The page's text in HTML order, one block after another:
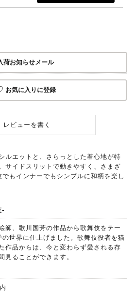
荷お知らせメール
お気に入りに登録
レビューを書く
ルエットと、さらっとした着心地が特
サイドスリットで動きやすく、さまざ
もインナーでもシンプルに和柄を楽し
-
師、歌川国芳の作品から歌舞伎をテー
世界に仕上げました。歌舞伎役者を猫
作品からは、今と変わらず愛される存
見ることができます。